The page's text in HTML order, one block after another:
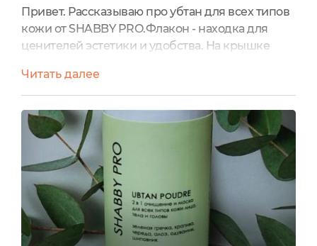
Привет. Рассказываю про убтан для всех типов
кожи от SHABBY PRO.Флакон - находка для
ценителей эстетики и удобства. На крышке
Она закрывается плотно и надёжно.Сифер-
дырочки позволяют дозировать убтан
тончайшим слоем, даря коже только самое
необходимое. Отверстия превращают каждое
использование в ритуал - дозировать порошок
легко, аккуратно и без лишних хлопот....
Читать далее